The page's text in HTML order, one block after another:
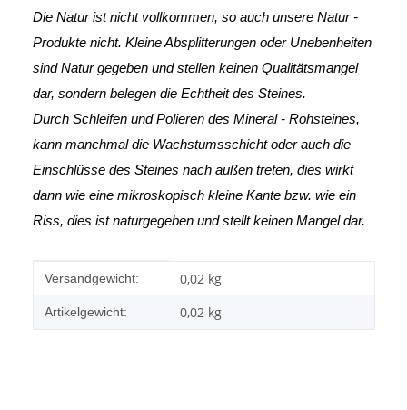
Die Natur ist nicht vollkommen, so auch unsere Natur -
Produkte nicht. Kleine Absplitterungen oder Unebenheiten
sind Natur gegeben und stellen keinen Qualitätsmangel
dar, sondern belegen die Echtheit des Steines.
Durch Schleifen und Polieren des Mineral - Rohsteines,
kann manchmal die Wachstumsschicht oder auch die
Einschlüsse des Steines nach außen treten, dies wirkt
dann wie eine mikroskopisch kleine Kante bzw. wie ein
Riss, dies ist naturgegeben und stellt keinen Mangel dar.
Produkteigenschaft
Wert
Versandgewicht: 0,02 kg
Artikelgewicht: 0,02 kg